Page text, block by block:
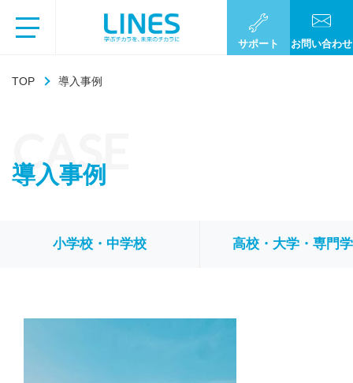
サポート お問い合わせ
TOP 導入事例
CASE
導入事例
小学校・中学校 高校・大学・専門